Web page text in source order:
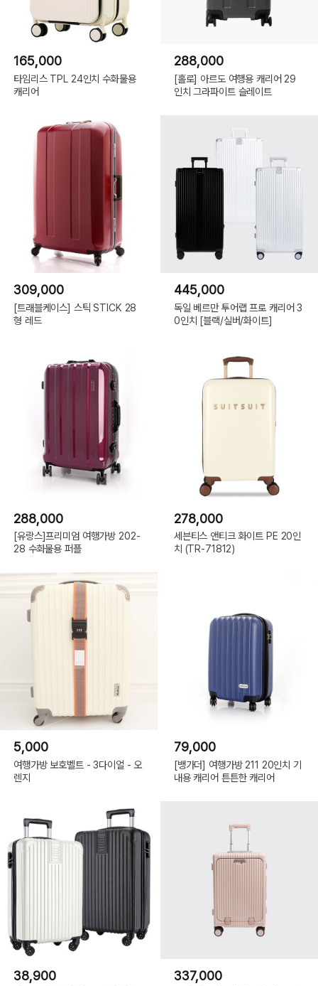
165,000
타임리스 TPL 24인치 수화물용
캐리어
288,000
[홀로] 아르도 여행용 캐리어 29
인치 그라파이트 슬레이트
309,000
[트래블케이스] 스틱 STICK 28
형 레드
445,000
독일 베르만 투어랩 프로 캐리어 3
0인치 [블랙/실버/화이트]
288,000
[유랑스]프리미엄 여행가방 202-
28 수화물용 퍼플
278,000
세븐티스 앤티크 화이트 PE 20인
치 (TR-71812)
5,000
여행가방 보호벨트 - 3다이얼 - 오
렌지
79,000
[뱅가더] 여행가방 211 20인치 기
내용 캐리어 튼튼한 캐리어
38,900 337,000